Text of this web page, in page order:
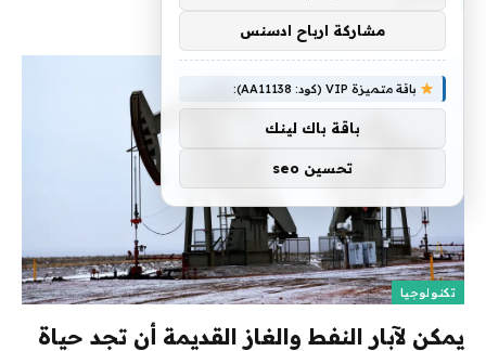
تكنولوجيا
يمكن لآبار النفط والغاز القديمة أن تجد حياة
مشاركة ارباح ادسنس
باقة متميزة VIP (كود: AA11138):
باقة باك لينك
تحسين seo